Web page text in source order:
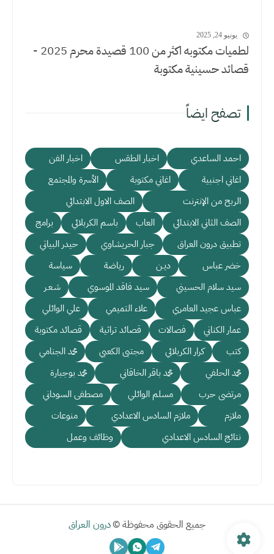
يونيو 24, 2025
لطميات مكتوبه اكثر من 100 قصيدة محرم 2025 -
قصائد حسينية مكتوبة
تصفح ايضاً
احمد الساعدي اخبار الطقس
اخبار الفن
اغاني اجنبية
اغاني مكتوبة
الأسرة والمجتمع
الربح من الإنترنت
الصف الاول الابتدائي
الصف الثاني الابتدائي
العاب باسم الكربلائي
برامج
تطبيق درون العراق
جبار الحريشاوي
حيدر البياتي
خضر عباس
ديـن رياضة
سياسة
سيد سلام الحسيني
سيد فاقد الموسوي
شـعـر
عباس عجيد العامري
علاء التميمي
علي الوائلي
عمار الكناني
فصالات قصائد تراثية
قصائد مكتوبة
كتب
كرار الكربلائي مجتبى الكعبي
محمد الجنامي
محمد الحلفي
محمد باقر الخاقاني
محمد بوجبارة
مرتضى حرب
مسلم الوائلي
مصطفى السوداني
ملازم
ملازم السادس الاعدادي
منوعات
نتائج السادس الاعدادي
وظائف وعمل
جميع الحقوق محفوظة ©درون العراق